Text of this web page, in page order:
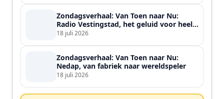
Zondagsverhaal: Van Toen naar Nu:
Radio Vestingstad, het geluid voor heel
de streek
18 juli 2026
Zondagsverhaal: Van Toen naar Nu:
Nedap, van fabriek naar wereldspeler
18 juli 2026